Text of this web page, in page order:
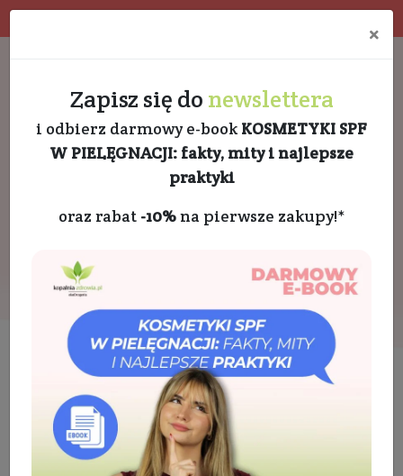
Potrzeby ciała Produkty dla kobiet w ciąży
×
Zapisz się do newslettera
i odbierz darmowy e-book KOSMETYKI SPF
W PIELĘGNACJI: fakty, mity i najlepsze
praktyki
oraz rabat -10%na pierwsze zakupy!*